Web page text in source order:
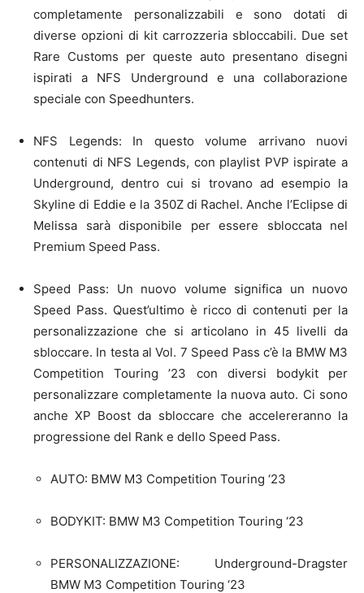
completamente personalizzabili e sono dotati di
diverse opzioni di kit carrozzeria sbloccabili. Due set
Rare Customs per queste auto presentano disegni
ispirati a NFS Underground e una collaborazione
speciale con Speedhunters.
NFS Legends: In questo volume arrivano nuovi
contenuti di NFS Legends, con playlist PVP ispirate a
Underground, dentro cui si trovano ad esempio la
Skyline di Eddie e la 350Z di Rachel. Anche l’Eclipse di
Melissa sarà disponibile per essere sbloccata nel
Premium Speed Pass.
Speed Pass: Un nuovo volume significa un nuovo
Speed Pass. Quest’ultimo è ricco di contenuti per la
personalizzazione che si articolano in 45 livelli da
sbloccare. In testa al Vol. 7 Speed Pass c’è la BMW M3
Competition Touring ’23 con diversi bodykit per
personalizzare completamente la nuova auto. Ci sono
anche XP Boost da sbloccare che accelereranno la
progressione del Rank e dello Speed Pass.
AUTO: BMW M3 Competition Touring ‘23
BODYKIT: BMW M3 Competition Touring ‘23
PERSONALIZZAZIONE: Underground-Dragster
BMW M3 Competition Touring ‘23